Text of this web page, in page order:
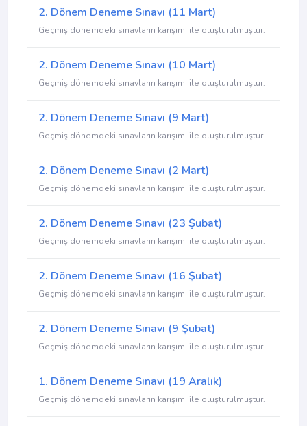
2. Dönem Deneme Sınavı (11 Mart)
Geçmiş dönemdeki sınavların karışımı ile oluşturulmuştur.
2. Dönem Deneme Sınavı (10 Mart)
Geçmiş dönemdeki sınavların karışımı ile oluşturulmuştur.
2. Dönem Deneme Sınavı (9 Mart)
Geçmiş dönemdeki sınavların karışımı ile oluşturulmuştur.
2. Dönem Deneme Sınavı (2 Mart)
Geçmiş dönemdeki sınavların karışımı ile oluşturulmuştur.
2. Dönem Deneme Sınavı (23 Şubat)
Geçmiş dönemdeki sınavların karışımı ile oluşturulmuştur.
2. Dönem Deneme Sınavı (16 Şubat)
Geçmiş dönemdeki sınavların karışımı ile oluşturulmuştur.
2. Dönem Deneme Sınavı (9 Şubat)
Geçmiş dönemdeki sınavların karışımı ile oluşturulmuştur.
1. Dönem Deneme Sınavı (19 Aralık)
Geçmiş dönemdeki sınavların karışımı ile oluşturulmuştur.